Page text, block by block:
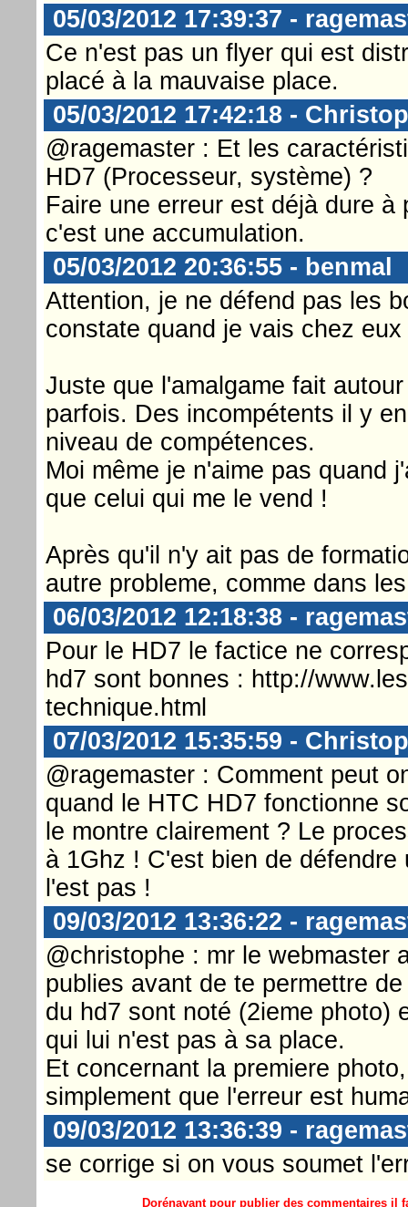
05/03/2012 17:39:37 -
Ce n'est pas un flyer qui est
placé à la mauvaise place.
05/03/2012 17:42:18 -
@ragemaster : Et les
HD7 (Processeur, système) ?
Faire une erreur est déjà dure
c'est une accumulation.
05/03/2012 20:36:55 - benmal
Attention, je ne défend pas les
constate quand je vais chez
Juste que l'amalgame fait
parfois. Des incompétents il y
niveau de compétences.
Moi même je n'aime pas quand
que celui qui me le vend !
Après qu'il n'y ait pas de
autre probleme, comme dans
06/03/2012 12:18:38 -
Pour le HD7 le factice ne
hd7 sont bonnes : http://
technique.html
07/03/2012 15:35:59 -
@ragemaster : Comment peut
quand le HTC HD7 fonctionne
le montre clairement ? Le
à 1Ghz ! C'est bien de
l'est pas !
09/03/2012 13:36:22 -
@christophe : mr le webmaster
publies avant de te permettre
du hd7 sont noté (2ieme photo)
qui lui n'est pas à sa place.
Et concernant la premiere
simplement que l'erreur est
09/03/2012 13:36:39 -
se corrige si on vous soumet
Dorénavant pour publier des commentaires il